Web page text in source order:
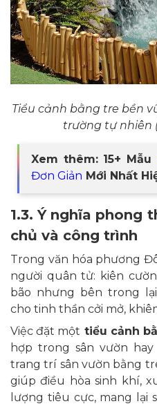
Tiểu cảnh bằng tre bền
trường tự nhiên
Xem thêm: 15+ Mẫu
Đơn Giản Mới Nhất
1.3. Ý nghĩa phong
chủ và công trình
Trong văn hóa phương
người quân tử: kiên
bão nhưng bên trong
cho tinh thần cởi mở,
Việc đặt một tiểu cảnh
hợp trong sân vườn
trang trí sân vườn bằng
giúp điều hòa sinh khí,
lượng tiêu cực, mang lại